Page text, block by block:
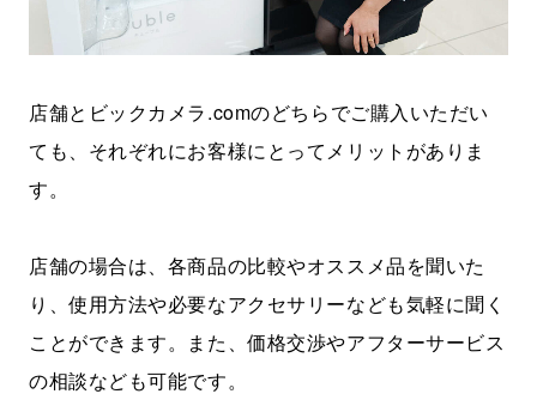
店舗とビックカメラ.comのどちらでご購入いただい
ても、それぞれにお客様にとってメリットがありま
す。
店舗の場合は、各商品の比較やオススメ品を聞いた
り、使用方法や必要なアクセサリーなども気軽に聞く
ことができます。また、価格交渉やアフターサービス
の相談なども可能です。